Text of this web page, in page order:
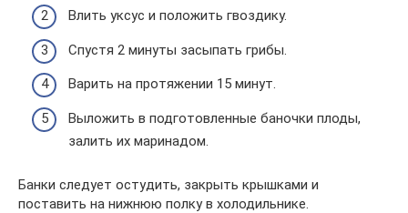
Влить уксус и положить гвоздику.
Спустя 2 минуты засыпать грибы.
Варить на протяжении 15 минут.
Выложить в подготовленные баночки плоды,
залить их маринадом.
Банки следует остудить, закрыть крышками и
поставить на нижнюю полку в холодильнике.